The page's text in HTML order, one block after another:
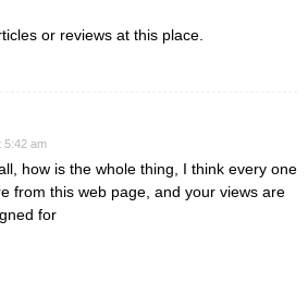
or reviews at this place.
5:42 am
how is the whole thing, I think every one
from this web page, and your views are
for